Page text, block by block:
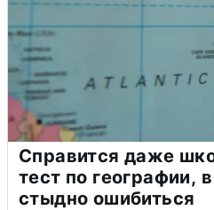
Справится даже
тест по географии,
стыдно ошибиться